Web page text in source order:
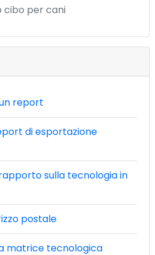
cibo per cani
report
di esportazione
sulla tecnologia in
postale
matrice tecnologica